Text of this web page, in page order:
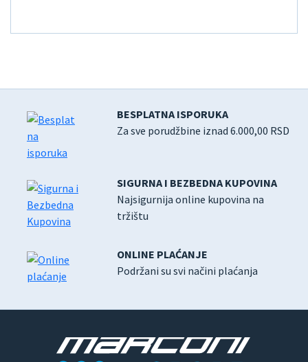
BESPLATNA ISPORUKA
Za sve porudžbine iznad 6.000,00 RSD
SIGURNA I BEZBEDNA KUPOVINA
Najsigurnija online kupovina na
tržištu
ONLINE PLAĆANJE
Podržani su svi načini plaćanja